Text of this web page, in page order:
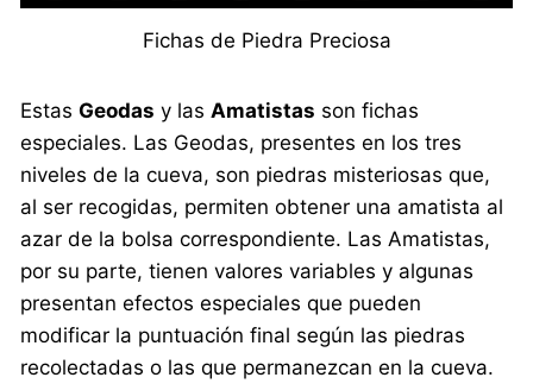
Fichas de Piedra Preciosa
EstasGeodas y lasAmatistas son fichas
especiales. Las Geodas, presentes en los tres
niveles de la cueva, son piedras misteriosas que,
al ser recogidas, permiten obtener una amatista al
azar de la bolsa correspondiente. Las Amatistas,
por su parte, tienen valores variables y algunas
presentan efectos especiales que pueden
modificar la puntuación final según las piedras
recolectadas o las que permanezcan en la cueva.